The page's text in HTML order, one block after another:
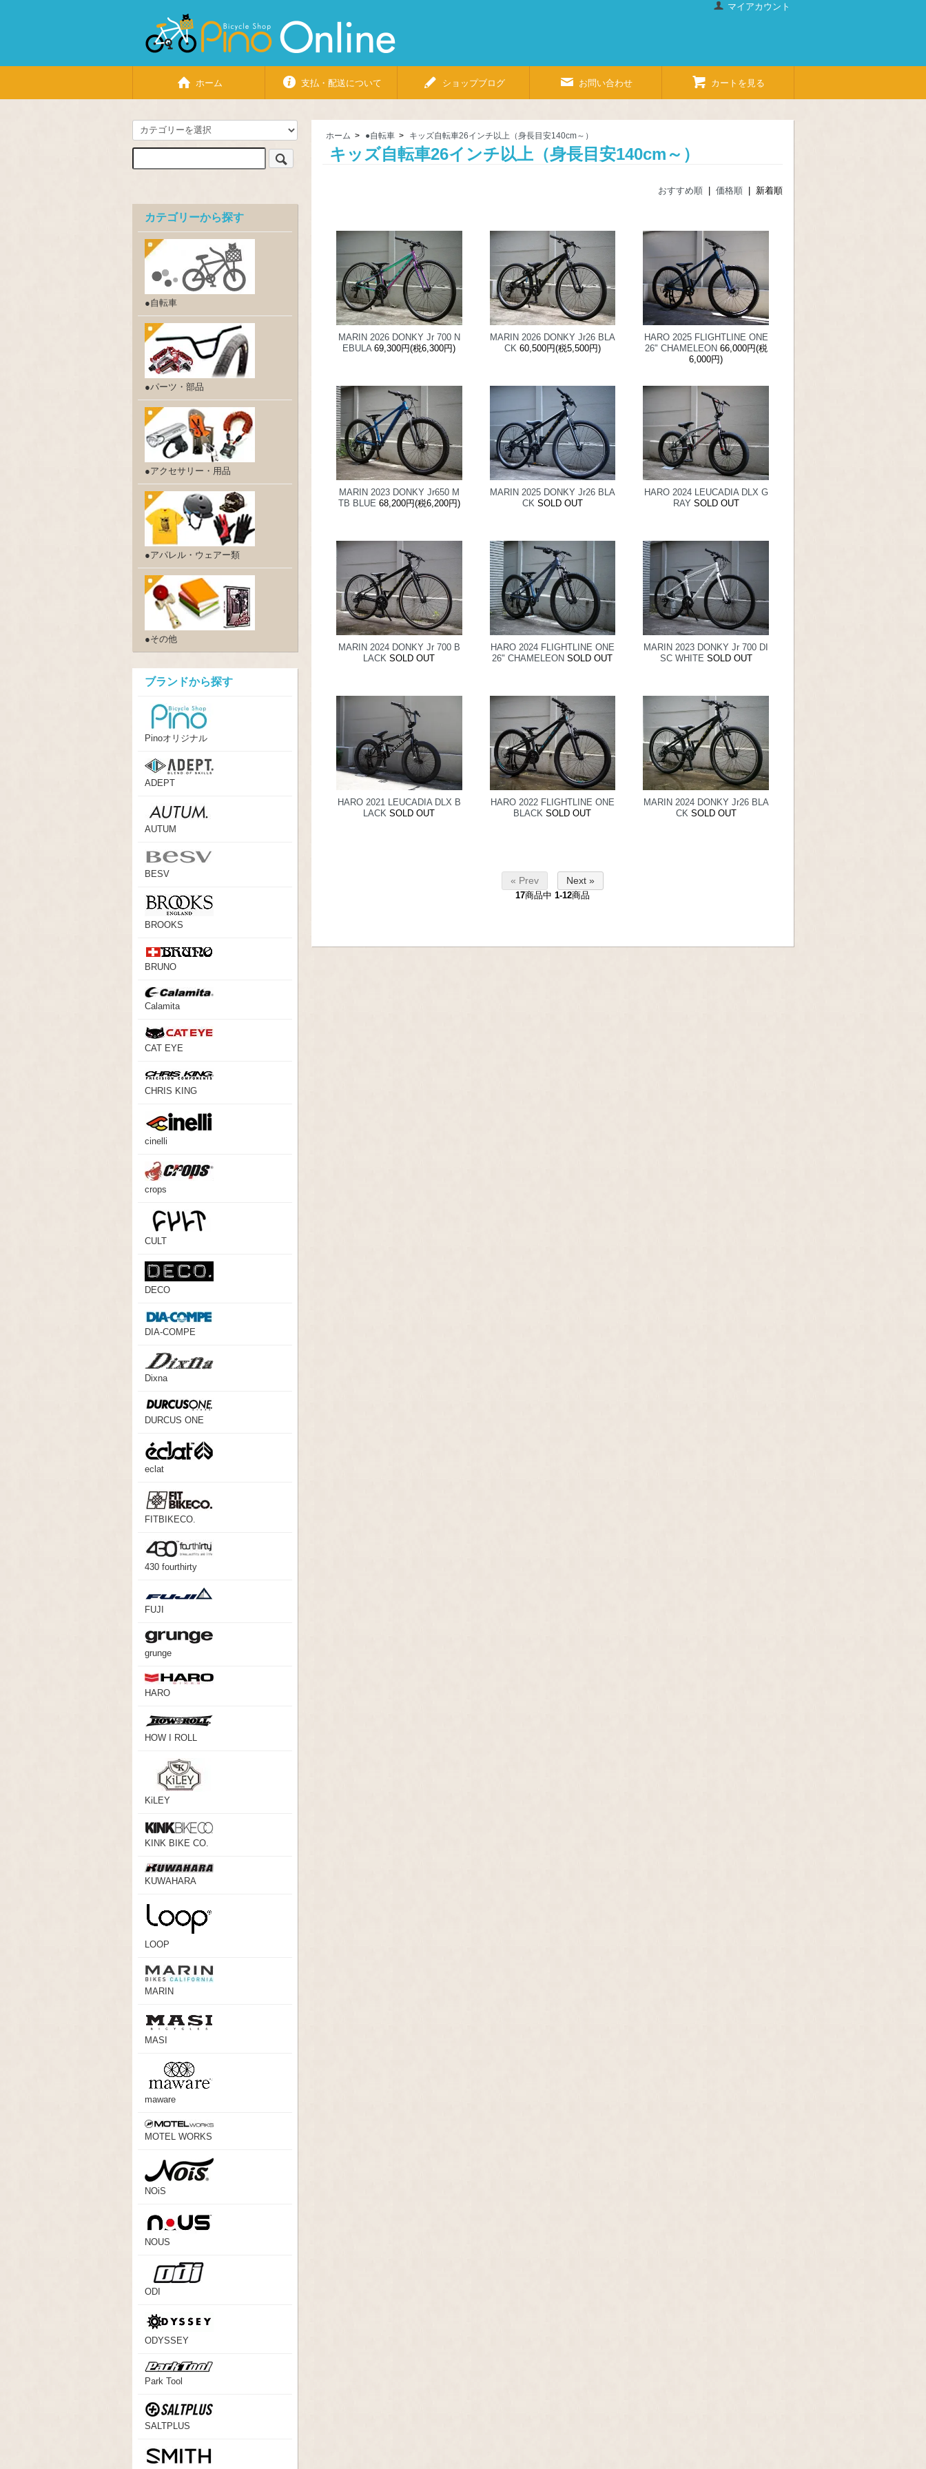
マイアカウント
ホーム 支払・配送について ショップブログ お問い合わせ カートを見る
ホーム > ●自転車 > キッズ自転車26インチ以上（身長目安140cm～）
キッズ自転車26インチ以上（身長目安140cm～）
おすすめ順 価格順 | 新着順
MARIN 2026 DONKY Jr 700 N
EBULA 69,300円(税6,300円)
MARIN 2026 DONKY Jr26 BLA
CK 60,500円(税5,500円)
HARO 2025 FLIGHTLINE ONE
26" CHAMELEON 66,000円(税
6,000円)
MARIN 2023 DONKY Jr650 M
TB BLUE 68,200円(税6,200円)
MARIN 2025 DONKY Jr26 BLA
CK SOLD OUT
HARO 2024 LEUCADIA DLX G
RAY SOLD OUT
MARIN 2024 DONKY Jr 700 B
LACK SOLD OUT
HARO 2024 FLIGHTLINE ONE
26" CHAMELEON SOLD OUT
MARIN 2023 DONKY Jr 700 DI
SC WHITE SOLD OUT
HARO 2021 LEUCADIA DLX B
LACK SOLD OUT
HARO 2022 FLIGHTLINE ONE
BLACK SOLD OUT
MARIN 2024 DONKY Jr26 BLA
CK SOLD OUT
« Prev Next »
17商品中 1-12商品
カテゴリーから探す
●自転車
●パーツ・部品
●アクセサリー・用品
●アパレル・ウェアー類
●その他
ブランドから探す
Pinoオリジナル
ADEPT
AUTUM
BESV
BROOKS
BRUNO
Calamita
CAT EYE
CHRIS KING
cinelli
crops
CULT
DECO
DIA-COMPE
Dixna
DURCUS ONE
eclat
FITBIKECO.
430 fourthirty
FUJI
grunge
HARO
HOW I ROLL
KiLEY
KINK BIKE CO.
KUWAHARA
LOOP
MARIN
MASI
maware
MOTEL WORKS
NOiS
NOUS
ODI
ODYSSEY
Park Tool
SALTPLUS